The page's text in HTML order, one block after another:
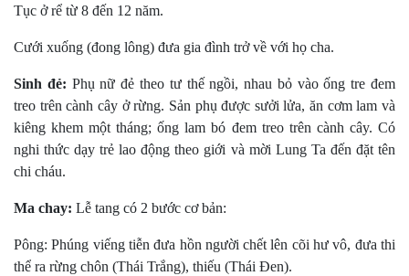
Tục ở rể từ 8 đến 12 năm.
Cưới xuống (đong lông) đưa gia đình trở về với họ cha.
Sinh đẻ: Phụ nữ đẻ theo tư thế ngồi, nhau bỏ vào ống tre đem
treo trên cành cây ở rừng. Sản phụ được sưởi lửa, ăn cơm lam và
kiêng khem một tháng; ống lam bó đem treo trên cành cây. Có
nghi thức dạy trẻ lao động theo giới và mời Lung Ta đến đặt tên
chi cháu.
Ma chay: Lễ tang có 2 bước cơ bản:
Pông: Phúng viếng tiễn đưa hồn người chết lên cõi hư vô, đưa thi
thể ra rừng chôn (Thái Trắng), thiếu (Thái Ðen).